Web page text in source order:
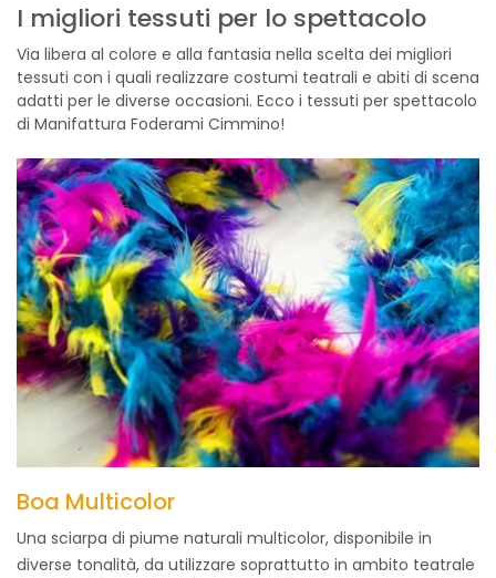
I migliori tessuti per lo spettacolo
Via libera al colore e alla fantasia nella scelta dei migliori
tessuti con i quali realizzare costumi teatrali e abiti di scena
adatti per le diverse occasioni. Ecco i tessuti per spettacolo
di Manifattura Foderami Cimmino!
Boa Multicolor
Una sciarpa di piume naturali multicolor, disponibile in
diverse tonalità, da utilizzare soprattutto in ambito teatrale